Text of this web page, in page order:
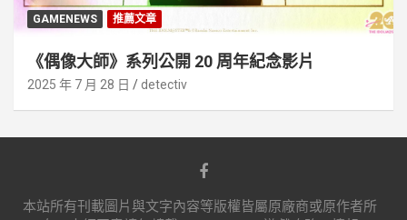
GAMENEWS 推薦文章
《偶像大師》系列公開 20 周年紀念影片
2025 年 7 月 28 日 detectiv
本站所有刊載圖片與文字內容等版權皆屬原廠商或原作者所